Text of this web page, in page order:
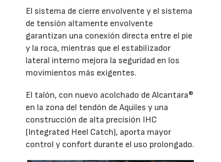
El sistema de cierre envolvente y el sistema
de tensión altamente envolvente
garantizan una conexión directa entre el pie
y la roca, mientras que el estabilizador
lateral interno mejora la seguridad en los
movimientos más exigentes.
El talón, con nuevo acolchado de Alcantara®
en la zona del tendón de Aquiles y una
construcción de alta precisión IHC
(Integrated Heel Catch), aporta mayor
control y confort durante el uso prolongado.